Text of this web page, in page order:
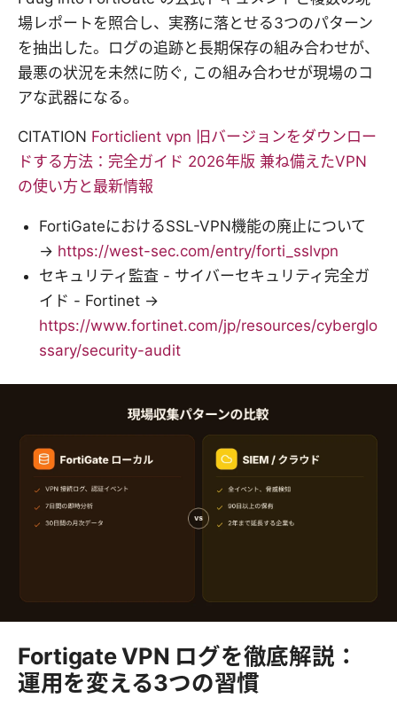
場レポートを照合し、実務に落とせる3つのパターン
を抽出した。ログの追跡と長期保存の組み合わせが、
最悪の状況を未然に防ぐ, この組み合わせが現場のコ
アな武器になる。
CITATION Forticlient vpn 旧バージョンをダウンロー
ドする方法：完全ガイド 2026年版 兼ね備えたVPN
の使い方と最新情報
FortiGateにおけるSSL-VPN機能の廃止について
→ https://west-sec.com/entry/forti_sslvpn
セキュリティ監査 - サイバーセキュリティ完全ガ
イド - Fortinet →
https://www.fortinet.com/jp/resources/cyberglo
ssary/security-audit
Fortigate VPN ログを徹底解説：
運用を変える3つの習慣